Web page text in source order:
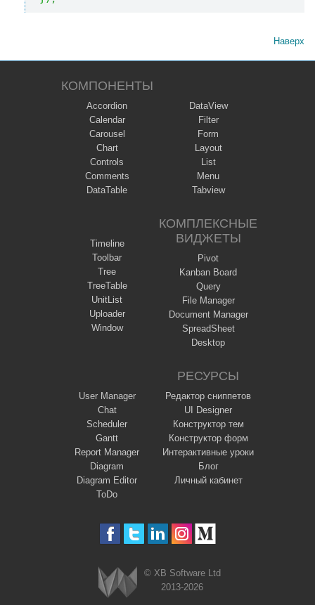
Наверх
КОМПОНЕНТЫ
Accordion
Calendar
Carousel
Chart
Controls
Comments
DataTable
DataView
Filter
Form
Layout
List
Menu
Tabview
Timeline
Toolbar
Tree
TreeTable
UnitList
Uploader
Window
КОМПЛЕКСНЫЕ
ВИДЖЕТЫ
Pivot
Kanban Board
Query
File Manager
Document Manager
SpreadSheet
Desktop
User Manager
Chat
Scheduler
Gantt
Report Manager
Diagram
Diagram Editor
ToDo
РЕСУРСЫ
Редактор сниппетов
UI Designer
Конструктор тем
Конструктор форм
Интерактивные уроки
Блог
Личный кабинет
© XB Software Ltd
2013-2026